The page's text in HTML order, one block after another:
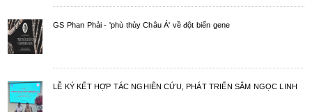
GS Phan Phải - 'phù thủy Châu Á' về đột biến gene
LỄ KÝ KẾT HỢP TÁC NGHIÊN CỨU, PHÁT TRIỂN SÂM NGỌC LINH